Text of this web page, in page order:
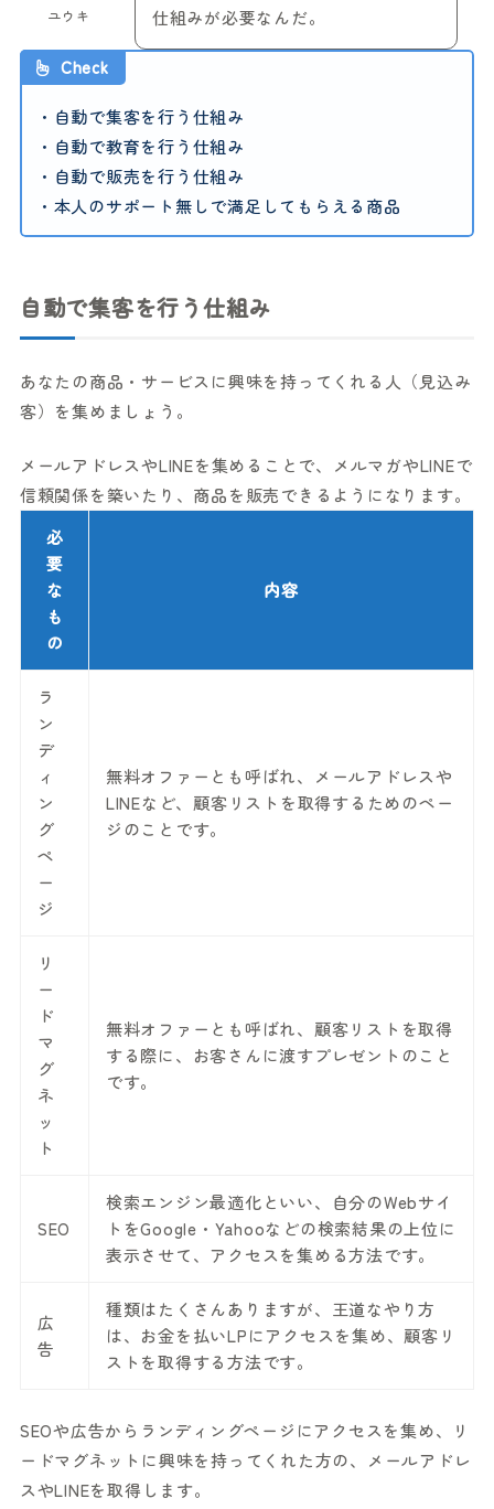
ユウキ
仕組みが必要なんだ。
Check
・自動で集客を行う仕組み
・自動で教育を行う仕組み
・自動で販売を行う仕組み
・本人のサポート無しで満足してもらえる商品
自動で集客を行う仕組み
あなたの商品・サービスに興味を持ってくれる人（見込み
客）を集めましょう。
メールアドレスやLINEを集めることで、メルマガやLINEで
信頼関係を築いたり、商品を販売できるようになります。
必
要
な
も
の
内容
ラ
ン
デ
ィ
ン
グ
ペ
ー
ジ
無料オファーとも呼ばれ、メールアドレスや
LINEなど、顧客リストを取得するためのペー
ジのことです。
リ
ー
ド
マ
グ
ネ
ッ
ト
無料オファーとも呼ばれ、顧客リストを取得
する際に、お客さんに渡すプレゼントのこと
です。
SEO
検索エンジン最適化といい、自分のWebサイ
トをGoogle・Yahooなどの検索結果の上位に
表示させて、アクセスを集める方法です。
広
告
種類はたくさんありますが、王道なやり方
は、お金を払いLPにアクセスを集め、顧客リ
ストを取得する方法です。
SEOや広告からランディングページにアクセスを集め、リ
ードマグネットに興味を持ってくれた方の、メールアドレ
スやLINEを取得します。